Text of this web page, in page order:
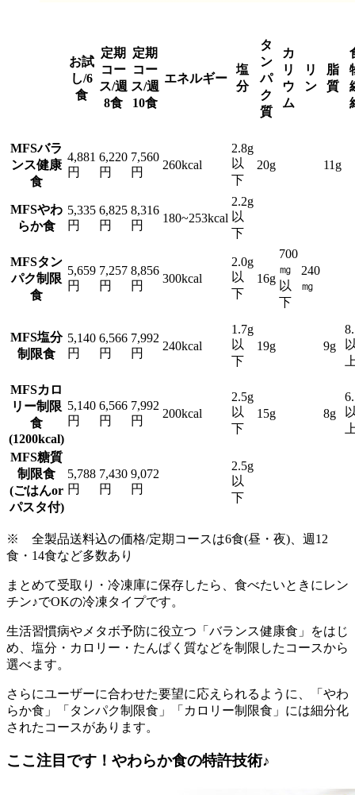
お試
し/6
食
定期
コー
ス/週
8食
定期
コー
ス/週
10食
エネルギー
塩
分
タ
ン
パ
ク
質
カ
リ
ウ
ム
リ
ン
脂
質
MFSバラ
ンス健康
食
4,881
円
6,220
円
7,560
円
260kcal
2.8g
以
下
20g 11g
MFSやわ
らか食
5,335
円
6,825
円
8,316
円
180~253kcal
2.2g
以
下
MFSタン
パク制限
食
5,659
円
7,257
円
8,856
円
300kcal
2.0g
以
下
16g
700
㎎
以
下
240
㎎
MFS塩分
制限食
5,140
円
6,566
円
7,992
円
240kcal
1.7g
以
下
19g 9g
MFSカロ
リー制限
食
(1200kcal)
5,140
円
6,566
円
7,992
円
200kcal
2.5g
以
下
15g 8g
MFS糖質
制限食
(ごはんor
パスタ付)
5,788
円
7,430
円
9,072
円
2.5g
以
下
※ 全製品送料込の価格/定期コースは6食(昼・夜)、週12
食・14食など多数あり
まとめて受取り・冷凍庫に保存したら、食べたいときにレン
チン♪でOKの冷凍タイプです。
生活習慣病やメタボ予防に役立つ「バランス健康食」をはじ
め、塩分・カロリー・たんぱく質などを制限したコースから
選べます。
さらにユーザーに合わせた要望に応えられるように、「やわ
らか食」「タンパク制限食」「カロリー制限食」には細分化
されたコースがあります。
ここ注目です！やわらか食の特許技術♪